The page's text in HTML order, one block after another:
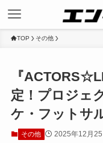
TOP その他
『
定！プロジェ
ケ・フットサ
その他 2025年12月25